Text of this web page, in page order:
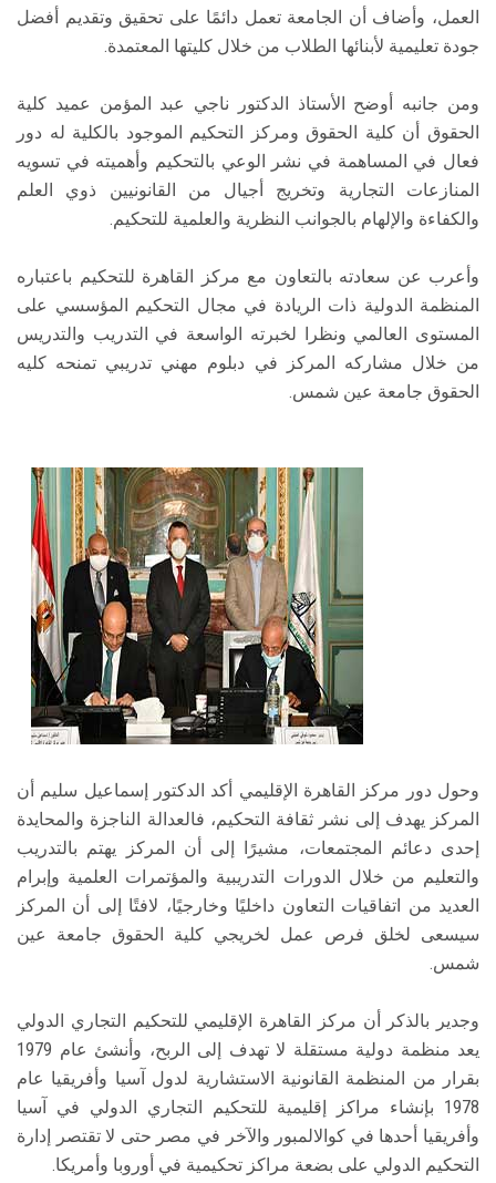
العمل، وأضاف أن الجامعة تعمل دائمًا على تحقيق وتقديم أفضل
جودة تعليمية لأبنائها الطلاب من خلال كليتها المعتمدة.
ومن جانبه أوضح الأستاذ الدكتور ناجي عبد المؤمن عميد كلية
الحقوق أن كلية الحقوق ومركز التحكيم الموجود بالكلية له دور
فعال في المساهمة في نشر الوعي بالتحكيم وأهميته في تسويه
المنازعات التجارية وتخريج أجيال من القانونيين ذوي العلم
والكفاءة والإلهام بالجوانب النظرية والعلمية للتحكيم.
وأعرب عن سعادته بالتعاون مع مركز القاهرة للتحكيم باعتباره
المنظمة الدولية ذات الريادة في مجال التحكيم المؤسسي على
المستوى العالمي ونظرا لخبرته الواسعة في التدريب والتدريس
من خلال مشاركه المركز في دبلوم مهني تدريبي تمنحه كليه
الحقوق جامعة عين شمس.
وحول دور مركز القاهرة الإقليمي أكد الدكتور إسماعيل سليم أن
المركز يهدف إلى نشر ثقافة التحكيم، فالعدالة الناجزة والمحايدة
إحدى دعائم المجتمعات، مشيرًا إلى أن المركز يهتم بالتدريب
والتعليم من خلال الدورات التدريبية والمؤتمرات العلمية وإبرام
العديد من اتفاقيات التعاون داخليًا وخارجيًا، لافتًا إلى أن المركز
سيسعى لخلق فرص عمل لخريجي كلية الحقوق جامعة عين
شمس.
وجدير بالذكر أن مركز القاهرة الإقليمي للتحكيم التجاري الدولي
يعد منظمة دولية مستقلة لا تهدف إلى الربح، وأنشئ عام 1979
بقرار من المنظمة القانونية الاستشارية لدول آسيا وأفريقيا عام
1978 بإنشاء مراكز إقليمية للتحكيم التجاري الدولي في آسيا
وأفريقيا أحدها في كوالالمبور والآخر في مصر حتى لا تقتصر إدارة
التحكيم الدولي على بضعة مراكز تحكيمية في أوروبا وأمريكا.